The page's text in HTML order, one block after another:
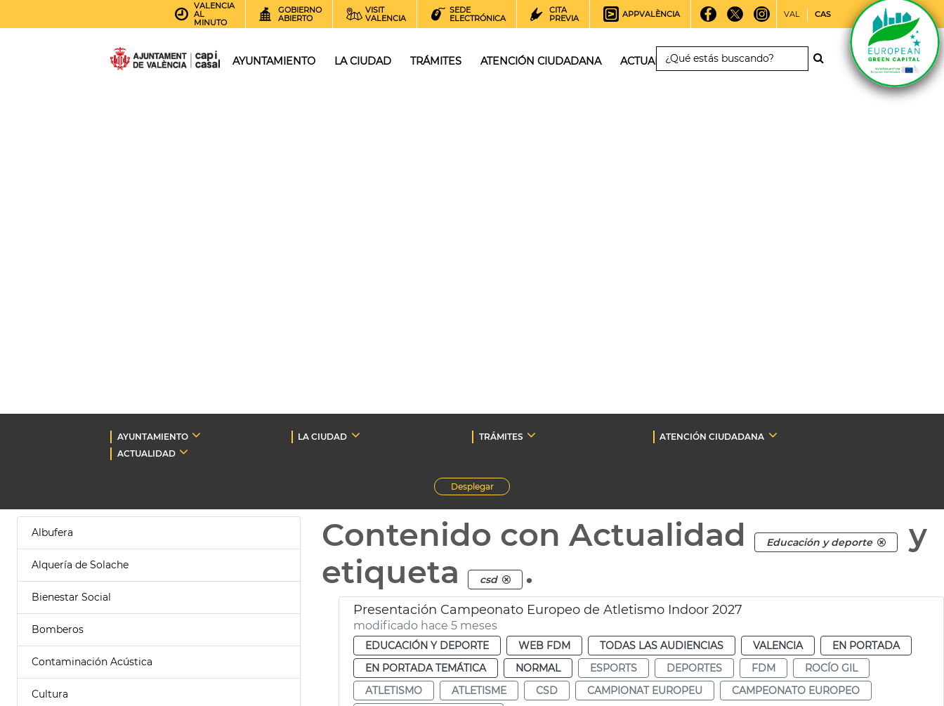
VALENCIA
AL
MINUTO
GOBIERNO
ABIERTO
VISIT
VALENCIA
SEDE
ELECTRÓNICA
CITA
PREVIA
APPVALÈNCIA VAL CAS
AYUNTAMIENTO LA CIUDAD TRÁMITES ATENCIÓN CIUDADANA ACTUALIDAD
AYUNTAMIENTO LA CIUDAD TRÁMITES
ATENCIÓN CIUDADANA
ACTUALIDAD
Desplegar
Albufera
Alquería de Solache
Bienestar Social
Bomberos
Contaminación Acústica
Cultura
Contenido con Actualidad Educación y deporte
y
etiqueta
csd .
Presentación Campeonato Europeo de Atletismo Indoor 2027
modificado hace 5 meses
EDUCACIÓN Y DEPORTE WEB FDM TODAS LAS AUDIENCIAS VALENCIA
EN PORTADA
EN PORTADA TEMÁTICA
NORMAL ESPORTS DEPORTES FDM
ROCÍO GIL
ATLETISMO
ATLETISME CSD CAMPIONAT EUROPEU
CAMPEONATO EUROPEO